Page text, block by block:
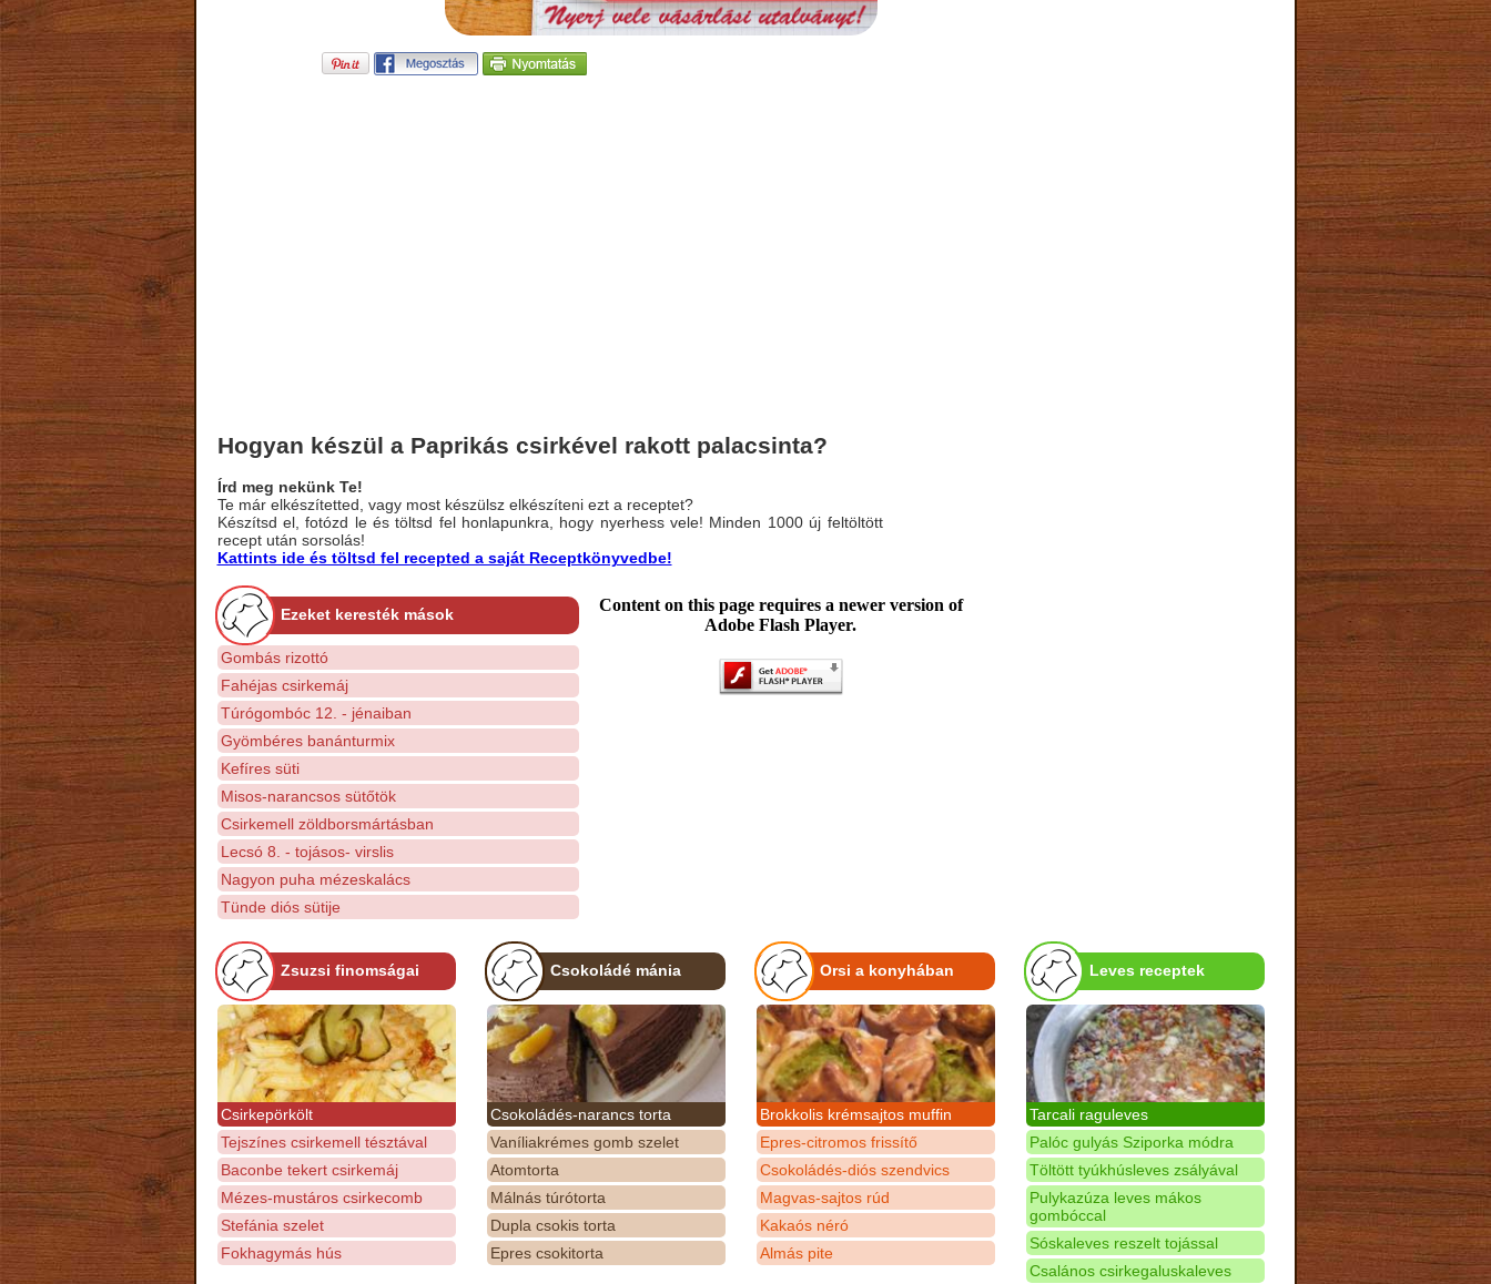
Hogyan készül a Paprikás csirkével rakott palacsinta?
Írd meg nekünk Te!
Te már elkészítetted, vagy most készülsz elkészíteni ezt a receptet?
Készítsd el, fotózd le és töltsd fel honlapunkra, hogy nyerhess vele! Minden 1000 új feltöltött
recept után sorsolás!
Kattints ide és töltsd fel recepted a saját Receptkönyvedbe!
Ezeket keresték mások
Gombás rizottó
Fahéjas csirkemáj
Túrógombóc 12. - jénaiban
Gyömbéres banánturmix
Kefíres süti
Misos-narancsos sütőtök
Csirkemell zöldborsmártásban
Lecsó 8. - tojásos- virslis
Nagyon puha mézeskalács
Tünde diós sütije
Content on this page requires a newer version of
Adobe Flash Player.
Zsuzsi finomságai
Csirkepörkölt
Tejszínes csirkemell tésztával
Baconbe tekert csirkemáj
Mézes-mustáros csirkecomb
Stefánia szelet
Fokhagymás hús
Csokoládé mánia
Csokoládés-narancs torta
Vaníliakrémes gomb szelet
Atomtorta
Málnás túrótorta
Dupla csokis torta
Epres csokitorta
Orsi a konyhában
Brokkolis krémsajtos muffin
Epres-citromos frissítő
Csokoládés-diós szendvics
Magvas-sajtos rúd
Kakaós néró
Almás pite
Leves receptek
Tarcali raguleves
Palóc gulyás Sziporka módra
Töltött tyúkhúsleves zsályával
Pulykazúza leves mákos
gombóccal
Sóskaleves reszelt tojással
Csalános csirkegaluskaleves